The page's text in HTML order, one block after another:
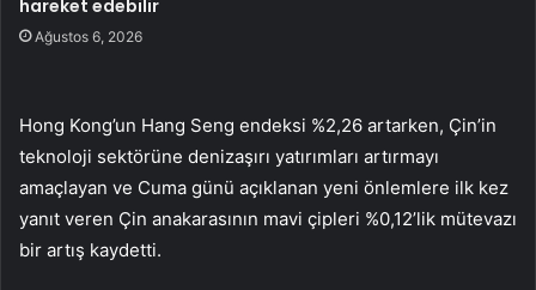
hareket edebilir
Ağustos 6, 2026
Hong Kong’un Hang Seng endeksi %2,26 artarken, Çin’in
teknoloji sektörüne denizaşırı yatırımları artırmayı
amaçlayan ve Cuma günü açıklanan yeni önlemlere ilk kez
yanıt veren Çin anakarasının mavi çipleri %0,12’lik mütevazı
bir artış kaydetti.